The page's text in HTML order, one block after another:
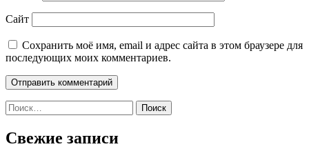
Сайт
Сохранить моё имя, email и адрес сайта в этом браузере для
последующих моих комментариев.
Найти:
Свежие записи